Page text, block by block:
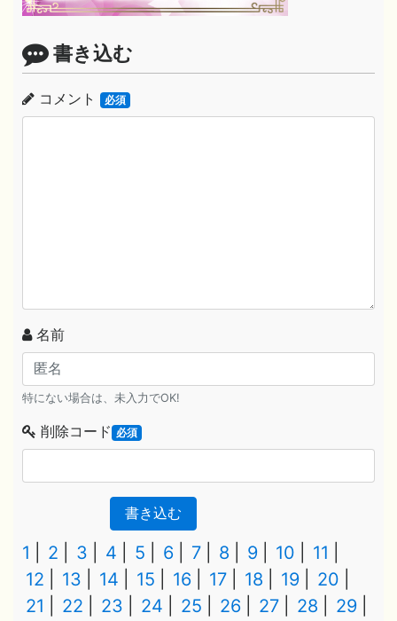
書き込む
コメント 必須
名前
特にない場合は、未入力でOK!
削除コード 必須
書き込む
1 2 3 4 5 6 7 8 9 10
11
12
13 14 15 16 17 18 19
20
21
22 23 24 25 26 27 28
29